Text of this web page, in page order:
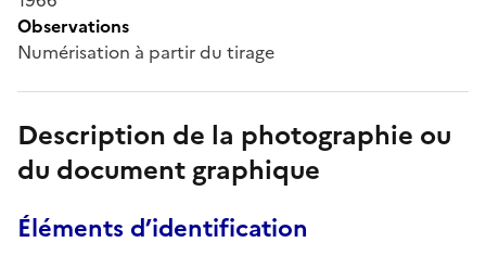
Observations
Numérisation à partir du tirage
Description de la photographie ou
du document graphique
Éléments d’identification